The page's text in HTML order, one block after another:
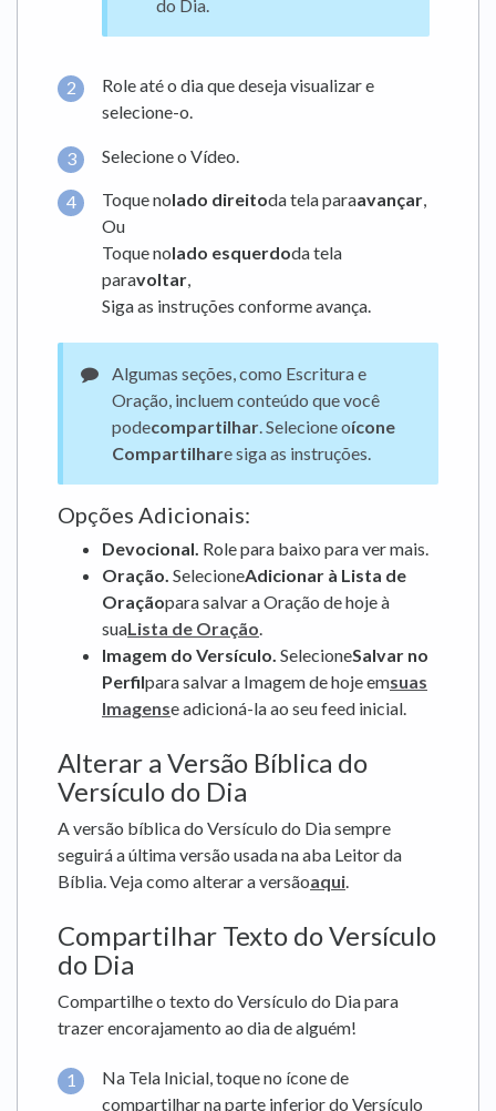
do Dia.
Role até o dia que deseja visualizar e
selecione-o.
Selecione o Vídeo.
Toque nolado direitoda tela paraavançar,
Ou
Toque nolado esquerdoda tela
paravoltar,
Siga as instruções conforme avança.
Algumas seções, como Escritura e
Oração, incluem conteúdo que você
podecompartilhar. Selecione oícone
Compartilhare siga as instruções.
Opções Adicionais:
Devocional. Role para baixo para ver mais.
Oração. SelecioneAdicionar à Lista de
Oraçãopara salvar a Oração de hoje à
suaLista de Oração.
Imagem do Versículo. SelecioneSalvar no
Perfilpara salvar a Imagem de hoje emsuas
Imagense adicioná-la ao seu feed inicial.
Alterar a Versão Bíblica do
Versículo do Dia
A versão bíblica do Versículo do Dia sempre
seguirá a última versão usada na aba Leitor da
Bíblia. Veja como alterar a versãoaqui.
Compartilhar Texto do Versículo
do Dia
Compartilhe o texto do Versículo do Dia para
trazer encorajamento ao dia de alguém!
Na Tela Inicial, toque no ícone de
compartilhar na parte inferior do Versículo